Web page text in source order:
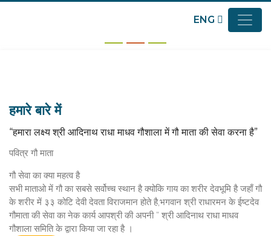
ENG
श्री आदिनाथ राधा माधव गौशाला में आपका
स्वागत है
हमारे बारे में
“हमारा लक्ष्य श्री आदिनाथ राधा माधव गौशाला में गौ माता की सेवा करना है”
पवित्र गौ माता
गौ सेवा का क्या महत्व है
सभी माताओ में गौ का सबसे सर्वोच्च स्थान है क्योकि गाय का शरीर देवभूमि है जहाँ गौ
के शरीर में ३३ कोटि देवी देवता विराजमान होते है,भगवान श्री राधारमन के ईष्टदेव
गौमाता की सेवा का नेक कार्य आपश्री की अपनी ” श्री आदिनाथ राधा माधव
गौशाला समिति के द्वारा किया जा रहा है ।